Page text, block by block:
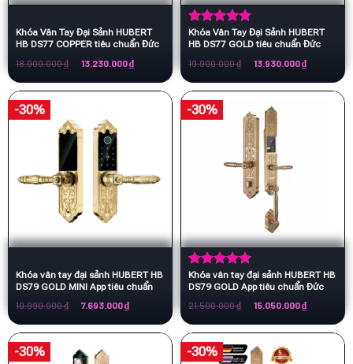
Khóa Vân Tay Đại Sảnh HUBERT
HB DS77 COPPER tiêu chuẩn Đức
18.900.000₫
Giá
là:
18.900.000 ₫.
13.230.000₫Giá
hiện
tại
là:
13.230.000 ₫.
Khóa Vân Tay Đại Sảnh HUBERT
HB DS77 GOLD tiêu chuẩn Đức
Được xếp
hạng5.00
5 sao
19.900.000₫
Giá
là:
19.900.000 ₫.
13.930.000₫Giá
hiện
tại
là:
13.930.000
-30%
Khóa vân tay đại sảnh HUBERT HB
DS79 GOLD MINI App tiêu chuẩn
10.990.000₫
Giá
là:
10.990.000 ₫.
7.693.000₫Giá
hiện
tại
là:
7.693.000 ₫.
-30%
Khóa vân tay đại sảnh HUBERT HB
DS79 GOLD App tiêu chuẩn Đức
Được xếp
hạng5.00
5 sao
21.500.000₫
Giá
là:
21.500.000 ₫.
15.050.000₫Giá
hiện
tại
là:
-30% -30%